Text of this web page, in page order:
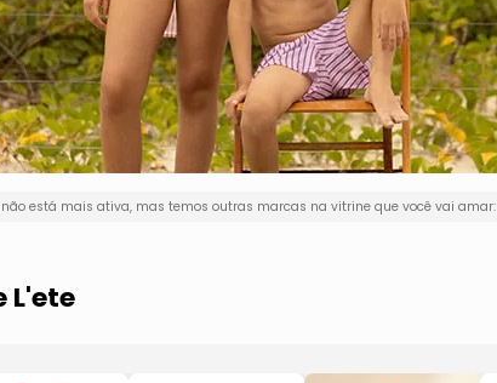
não está mais ativa, mas temos outras marcas na vitrine que você vai amar:
L'ete